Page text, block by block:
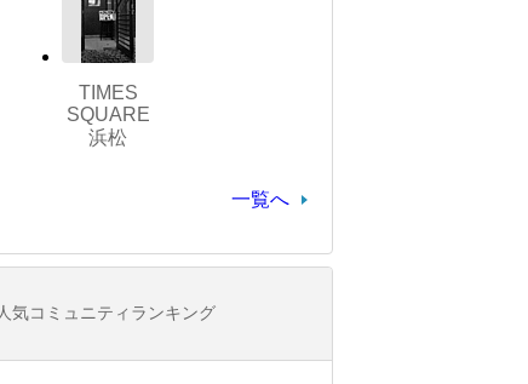
TIMES
SQUARE
浜松
一覧へ
人気コミュニティランキング